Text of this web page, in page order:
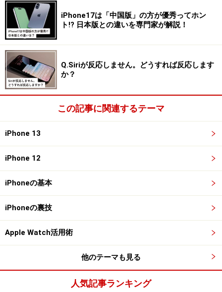
・タブ移動が簡単に
また、左右にスワイプすることで、別のタブに簡単に移
動できるようになったのも、非常にうれしい改善でし
た。
なお、以前のデザインに戻すことも可能です。設定アプ
リを開き、「Safari」を選択。「タブ」の項目で「シン
グルタブ」にチェックを入れれば、もとに戻せます。
設定アプリ→「Safari」→「タブ」の項目で「シングルタ
ブ」にチェックを入れれば、もとに戻せる
Safari：タブのグループ化
ブ」。100個を超えるタブが残ったまま……なんてこと
も、筆者はしょっちゅうです。
iPhone17は「中国版」の方が優秀ってホン
ト!? 日本版との違いを専門家が解説！
Q.Siriが反応しません。どうすれば反応します
か？
この記事に関連するテーマ
iPhone 13
iPhone 12
iPhoneの基本
iPhoneの裏技
Apple Watch活用術
他のテーマも見る
人気記事ランキング